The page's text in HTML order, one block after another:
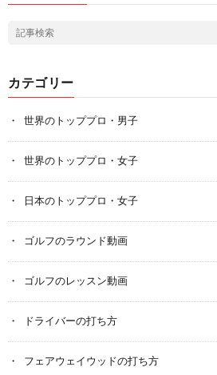
カテゴリー
世界のトッププロ・男子
世界のトッププロ・女子
日本のトッププロ・女子
ゴルフのラウンド動画
ゴルフのレッスン動画
ドライバーの打ち方
フェアウェイウッドの打ち方